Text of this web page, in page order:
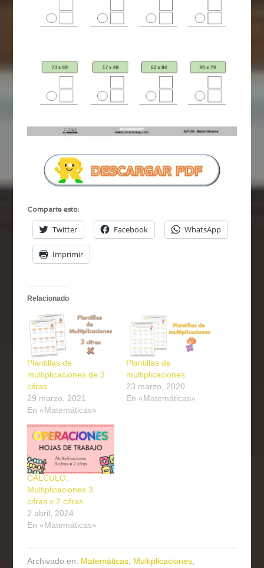
Comparte esto:
Twitter Facebook WhatsApp
Imprimir
Relacionado
Plantillas de
multiplicaciones de 3
cifras
29 marzo, 2021
En «Matemáticas»
Plantillas de
multiplicaciones
23 marzo, 2020
En «Matemáticas»
CÁLCULO:
Multiplicaciones 3
cifras x 2 cifras
2 abril, 2024
En «Matemáticas»
Archivado en: Matemáticas Multiplicaciones